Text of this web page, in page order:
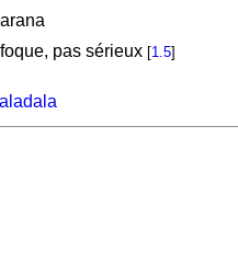
pas sérieux [1.5]